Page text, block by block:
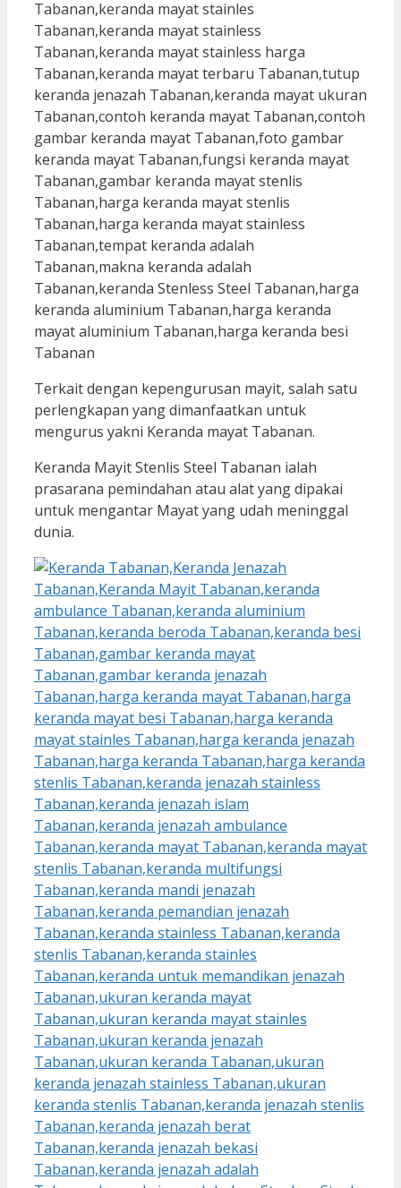
Terkait dengan kepengurusan mayit, salah satu
perlengkapan yang dimanfaatkan untuk
mengurus yakni Keranda mayat Tabanan.
Keranda Mayit Stenlis Steel Tabanan ialah
prasarana pemindahan atau alat yang dipakai
untuk mengantar Mayat yang udah meninggal
dunia.